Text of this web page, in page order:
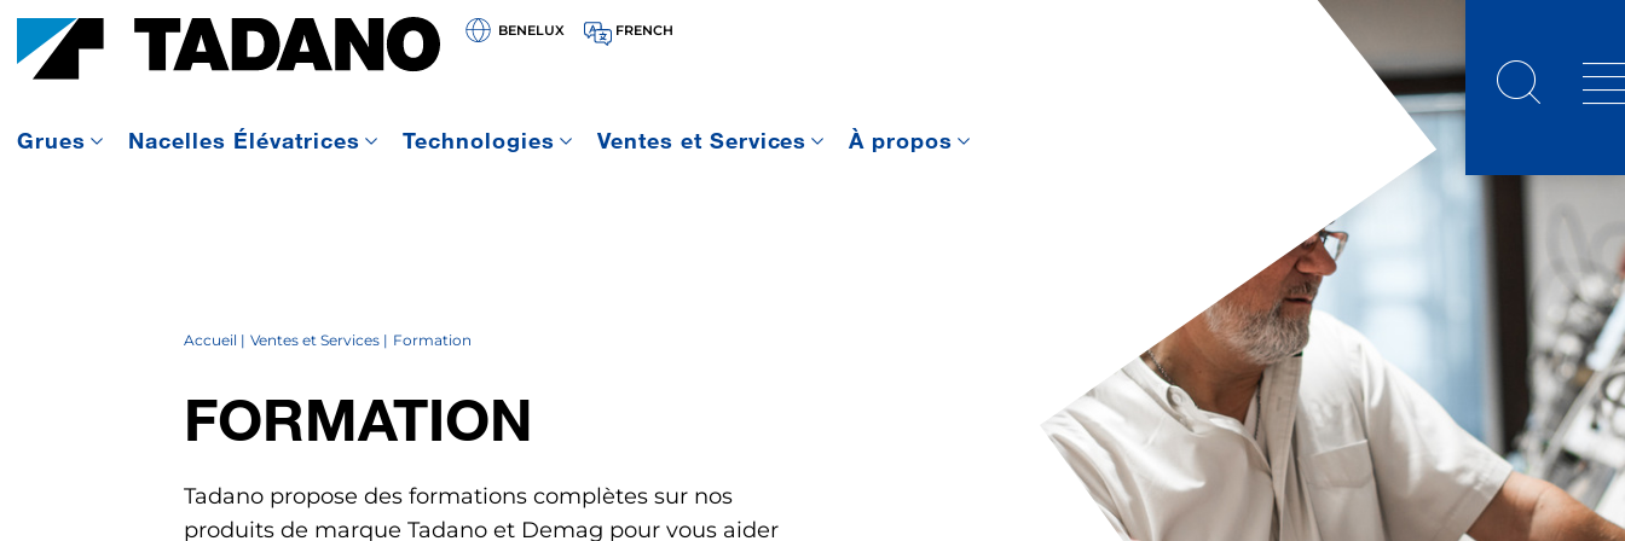
BENELUX FRENCH
Grues Nacelles Élévatrices Technologies Ventes et Services À propos
Accueil Ventes et Services Formation
FORMATION
Tadano propose des formations complètes sur nos
produits de marque Tadano et Demag pour vous aider